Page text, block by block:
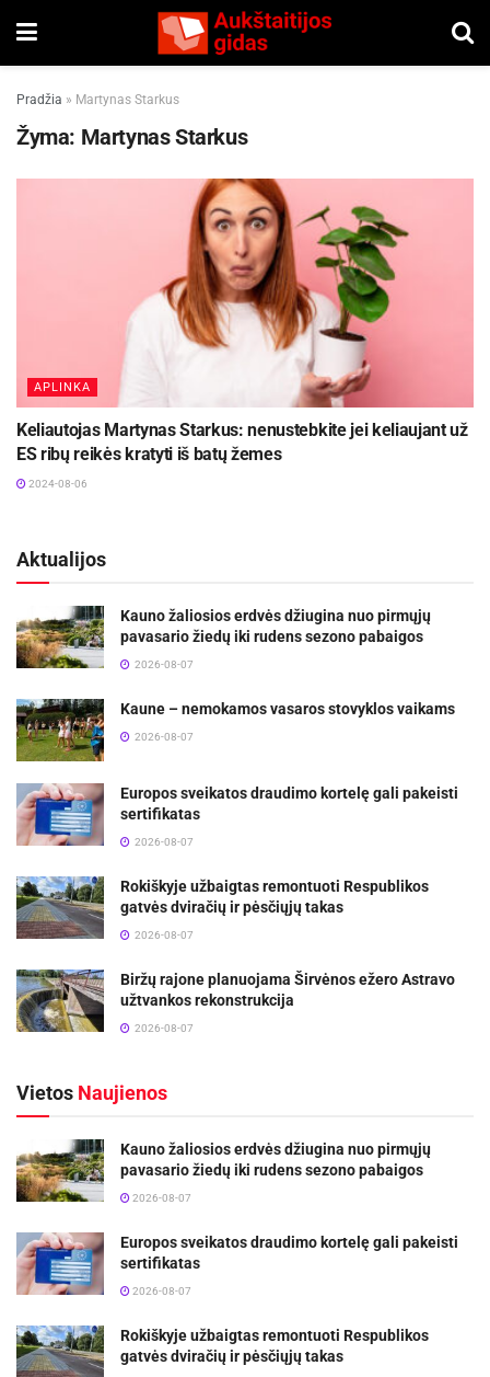
Pradžia » Martynas Starkus
Žyma: Martynas Starkus
APLINKA
Keliautojas Martynas Starkus: nenustebkite jei keliaujant už
ES ribų reikės kratyti iš batų žemes
2024-08-06
Aktualijos
Kauno žaliosios erdvės džiugina nuo pirmųjų
pavasario žiedų iki rudens sezono pabaigos
2026-08-07
Kaune – nemokamos vasaros stovyklos vaikams
2026-08-07
Europos sveikatos draudimo kortelę gali pakeisti
sertifikatas
2026-08-07
Rokiškyje užbaigtas remontuoti Respublikos
gatvės dviračių ir pėsčiųjų takas
2026-08-07
Biržų rajone planuojama Širvėnos ežero Astravo
užtvankos rekonstrukcija
2026-08-07
Vietos Naujienos
Kauno žaliosios erdvės džiugina nuo pirmųjų
pavasario žiedų iki rudens sezono pabaigos
2026-08-07
Europos sveikatos draudimo kortelę gali pakeisti
sertifikatas
2026-08-07
Rokiškyje užbaigtas remontuoti Respublikos
gatvės dviračių ir pėsčiųjų takas